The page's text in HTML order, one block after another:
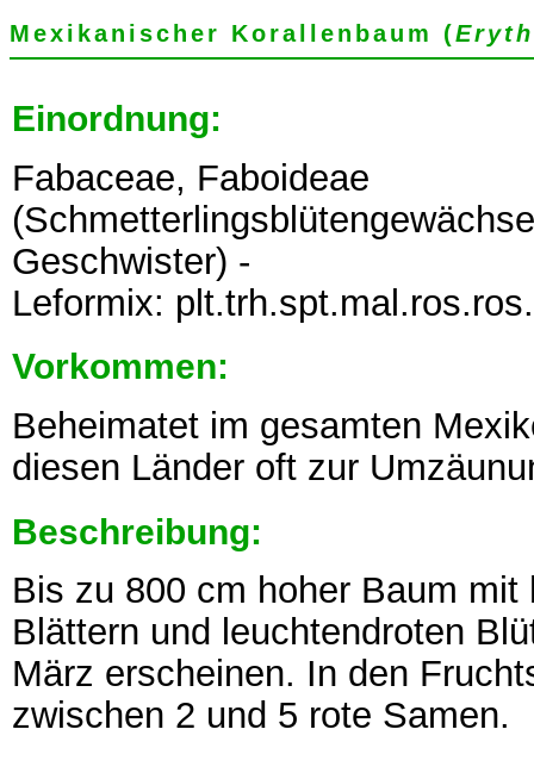
Mexikanischer Korallenbaum (
Einordnung:
Fabaceae, Faboideae
Geschwister) -
Leformix:
Vorkommen:
Beheimatet im gesamten
diesen Länder oft zur
Beschreibung:
Bis zu 800 cm hoher Baum
Blättern und leuchtendroten
März erscheinen. In den
zwischen 2 und 5 rote Samen.